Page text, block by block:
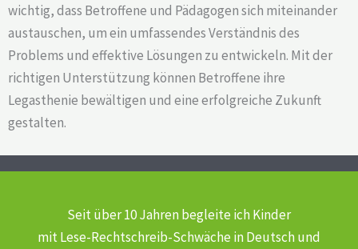
wichtig, dass Betroffene und Pädagogen sich miteinander
austauschen, um ein umfassendes Verständnis des
Problems und effektive Lösungen zu entwickeln. Mit der
richtigen Unterstützung können Betroffene ihre
Legasthenie bewältigen und eine erfolgreiche Zukunft
gestalten.
Seit über 10 Jahren begleite ich Kinder
mit Lese-Rechtschreib-Schwächein Deutsch und